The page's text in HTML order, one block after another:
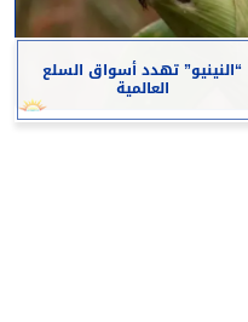
“النينيو” تهدد أسواق السلع
العالمية